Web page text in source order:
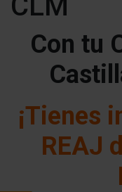
Con tu
¡Tienes
REAJ